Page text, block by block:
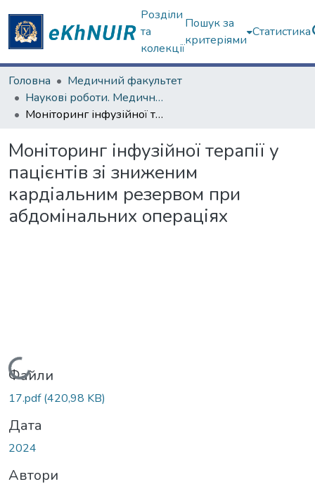
Розділи
та
колекції
Пошук за
критеріями
Статистика
Головна
Медичний факультет
Наукові роботи. Медичний факультет
Моніторинг інфузійної терапії у пацієнтів зі зниженим кардіальним резервом при абдомінальних операціях
Моніторинг інфузійної терапії у
пацієнтів зі зниженим
кардіальним резервом при
абдомінальних операціях
Вантажиться...
Файли
17.pdf(420,98 KB)
Дата
2024
Автори